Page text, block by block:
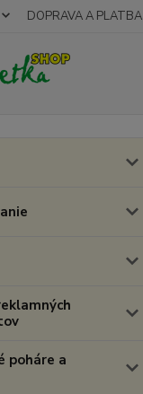
DOPRAVA A PLATBA
poháre a